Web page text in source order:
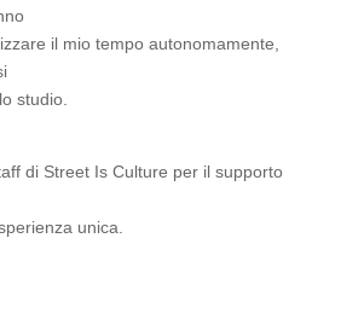
il mio tempo autonomamente,
studio.
di Street Is Culture per il supporto
unica.